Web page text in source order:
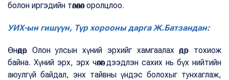
болон иргэдийн төлөөлөл оролцлоо.
УИХ-ын гишүүн, Түр хорооны дарга Ж.Батзандан:
Өнөөдөр Олон улсын хүний эрхийг хамгаалах өдөр тохиож
байна. Хүний эрх, эрх чөлөөг дээдлэн сахих нь бүх нийтийн
аюулгүй байдал, энх тайвны үндэс болохыг тунхаглаж,